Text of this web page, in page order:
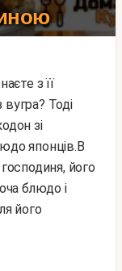
вугра? Тоді
зі
японців.В
його
блюдо і
його